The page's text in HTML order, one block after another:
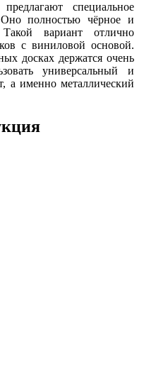
специальное
полностью чёрное и
вариант отлично
с виниловой основой.
досках держатся очень
универсальный и
а именно металлический